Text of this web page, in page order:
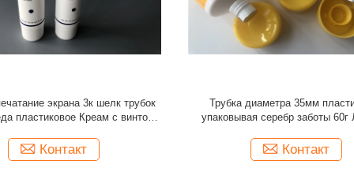
внутренности зеленого цвета
бутылки 120г упаковывая
Контакт
Черные трубки Матт овальные
Креам для ББ Креам винт Матт
Контакт